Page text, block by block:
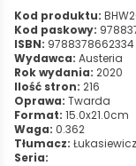
Kod produktu:
Kod paskowy:
ISBN: 9788378662334
Wydawca: Austeria
Rok wydania: 2020
Ilość stron: 216
Oprawa: Twarda
Format: 15.0x21.0cm
Waga: 0.362
Tłumacz:
Seria: